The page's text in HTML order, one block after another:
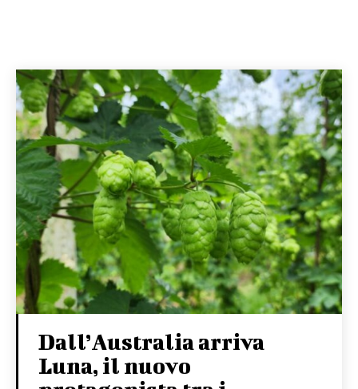
Dall’Australia arriva
Luna, il nuovo